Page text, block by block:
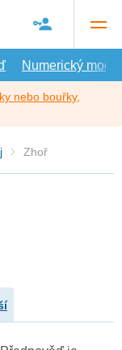
Numerický model
nebo bouřky,
Zhoř